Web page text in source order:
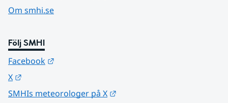
Om smhi.se
Följ SMHI
Facebook
X
SMHIs meteorologer på X